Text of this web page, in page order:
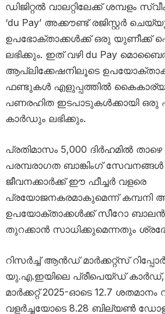
ഡിജിറ്റൽ വാലറ്റിലേക്ക് ശമ്പളം
‘du Pay’ അക്കൗണ്ട് രജിസ്റ്റർ
ഉപഭോക്താക്കൾക്ക് ഒരു യുണീക്ക്
ലഭിക്കും. ഇത് വഴി du Pay
ആപ്ലിക്കേഷനിലൂടെ
ഫണ്ടുകൾ എളുപ്പത്തിൽ
പണരഹിത ഇടപാടുകൾക്കായി ഒരു
കാർഡും ലഭിക്കും.
പ്രതിമാസം 5,000 ദിർഹമിൽ
പരമ്പരാഗത ബാങ്കിംഗ്
ജീവനക്കാർക്ക് ഈ ഫീച്ചർ വളരെ
പ്രയോജനകരമാകുമെന്ന് കമ്പനി
ഉപയോക്താക്കൾക്ക് സീറോ
തുറക്കാൻ സാധിക്കുമെന്നതും
റിസർച്ച് ആൻഡ് മാർക്കറ്റ്സ്
യു.എ.ഇയിലെ പ്രീപെയ്ഡ് കാർഡ്,
മാർക്കറ്റ് 2025-ഓടെ 12.7 ശതമാനം
വളർച്ചയോടെ 8.28 ബില്യൺ